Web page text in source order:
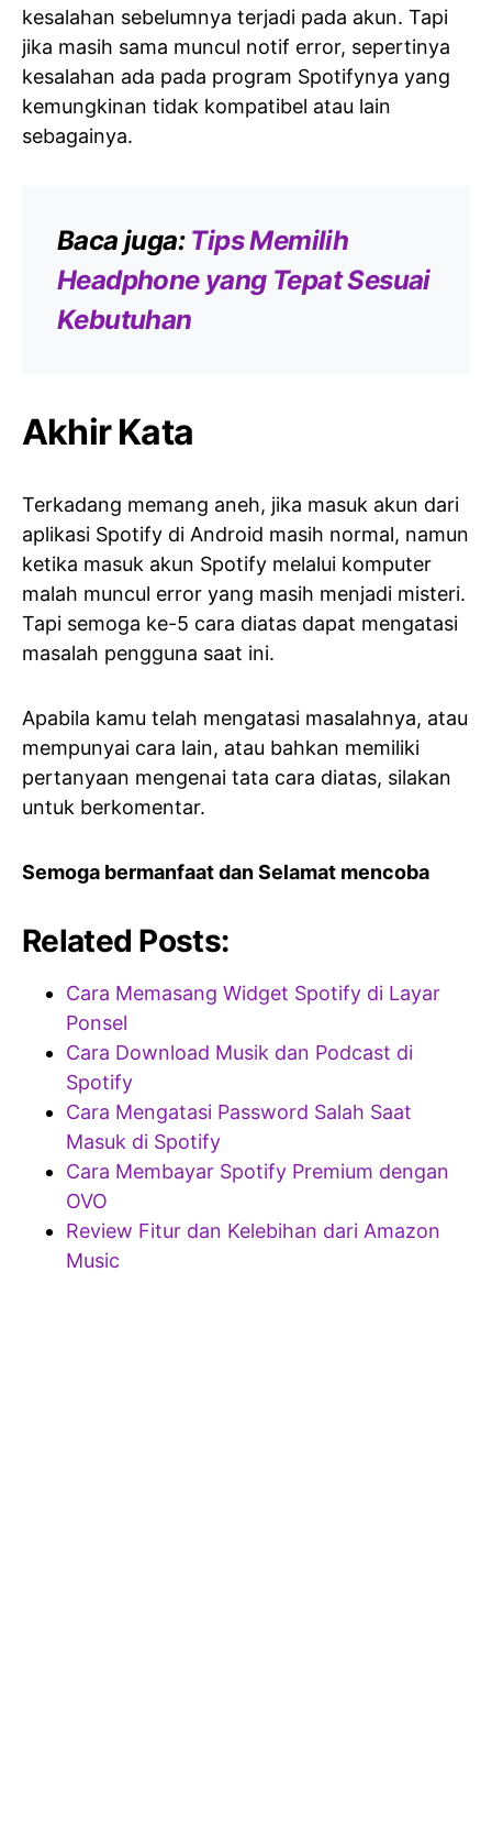
kesalahan sebelumnya terjadi pada akun. Tapi
jika masih sama muncul notif error, sepertinya
kesalahan ada pada program Spotifynya yang
kemungkinan tidak kompatibel atau lain
sebagainya.
Baca juga: Tips Memilih
Headphone yang Tepat Sesuai
Kebutuhan
Akhir Kata
Terkadang memang aneh, jika masuk akun dari
aplikasi Spotify di Android masih normal, namun
ketika masuk akun Spotify melalui komputer
malah muncul error yang masih menjadi misteri.
Tapi semoga ke-5 cara diatas dapat mengatasi
masalah pengguna saat ini.
Apabila kamu telah mengatasi masalahnya, atau
mempunyai cara lain, atau bahkan memiliki
pertanyaan mengenai tata cara diatas, silakan
untuk berkomentar.
Semoga bermanfaat dan Selamat mencoba
Related Posts:
Cara Memasang Widget Spotify di Layar
Ponsel
Cara Download Musik dan Podcast di
Spotify
Cara Mengatasi Password Salah Saat
Masuk di Spotify
Cara Membayar Spotify Premium dengan
OVO
Review Fitur dan Kelebihan dari Amazon
Music